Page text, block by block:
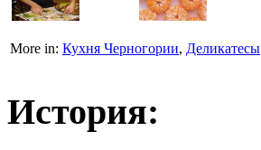
More in: Кухня Черногории, Деликатесы
История: